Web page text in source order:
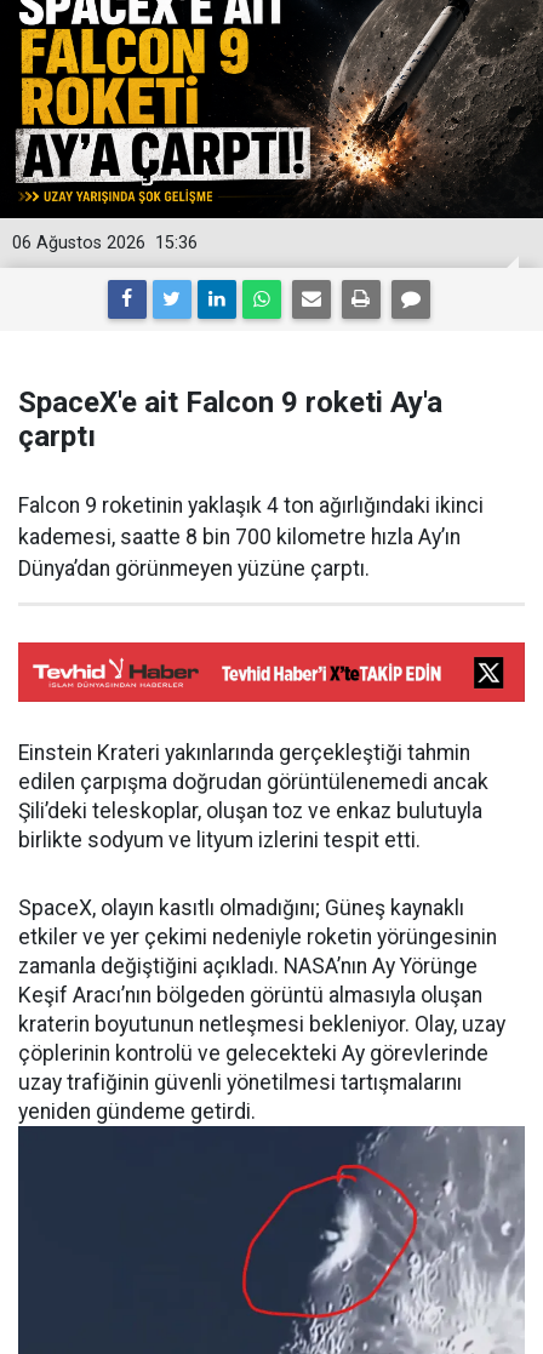
15:36
06 Ağustos 2026
SpaceX'e ait Falcon 9 roketi Ay'a
çarptı
Falcon 9 roketinin yaklaşık 4 ton ağırlığındaki ikinci
kademesi, saatte 8 bin 700 kilometre hızla Ay’ın
Dünya’dan görünmeyen yüzüne çarptı.
Einstein Krateri yakınlarında gerçekleştiği tahmin
edilen çarpışma doğrudan görüntülenemedi ancak
Şili’deki teleskoplar, oluşan toz ve enkaz bulutuyla
birlikte sodyum ve lityum izlerini tespit etti.
SpaceX, olayın kasıtlı olmadığını; Güneş kaynaklı
etkiler ve yer çekimi nedeniyle roketin yörüngesinin
zamanla değiştiğini açıkladı. NASA’nın Ay Yörünge
Keşif Aracı’nın bölgeden görüntü almasıyla oluşan
kraterin boyutunun netleşmesi bekleniyor. Olay, uzay
çöplerinin kontrolü ve gelecekteki Ay görevlerinde
uzay trafiğinin güvenli yönetilmesi tartışmalarını
yeniden gündeme getirdi.